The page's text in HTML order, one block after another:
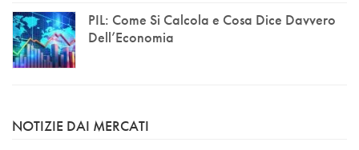
PIL: Come Si Calcola e Cosa Dice Davvero
Dell’Economia
NOTIZIE DAI MERCATI